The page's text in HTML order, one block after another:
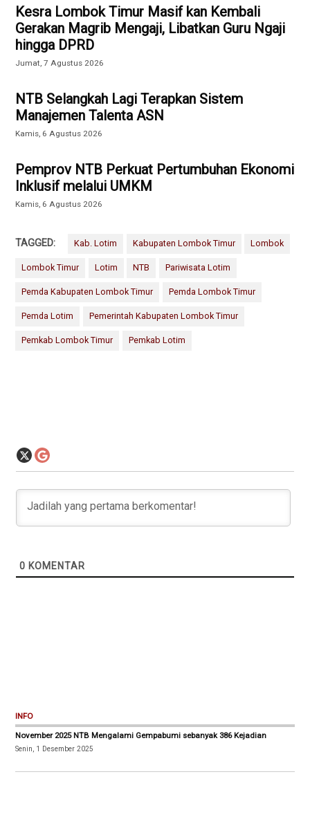
Kesra Lombok Timur Masif kan Kembali
Gerakan Magrib Mengaji, Libatkan Guru Ngaji
hingga DPRD
Jumat, 7 Agustus 2026
NTB Selangkah Lagi Terapkan Sistem
Manajemen Talenta ASN
Kamis, 6 Agustus 2026
Pemprov NTB Perkuat Pertumbuhan Ekonomi
Inklusif melalui UMKM
Kamis, 6 Agustus 2026
TAGGED: Kab. Lotim Kabupaten Lombok Timur Lombok
Lombok Timur Lotim NTB Pariwisata Lotim
Pemda Kabupaten Lombok Timur Pemda Lombok Timur
Pemda Lotim Pemerintah Kabupaten Lombok Timur
Pemkab Lombok Timur Pemkab Lotim
0 KOMENTAR
INFO
November 2025 NTB Mengalami Gempabumi sebanyak 386 Kejadian
Senin, 1 Desember 2025